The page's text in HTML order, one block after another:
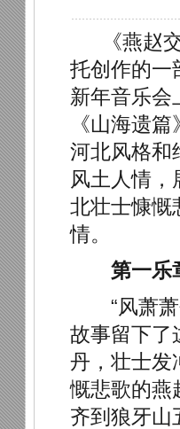
《燕赵交
托创作的一
新年音乐会
《山海遗
河北风格和
风土人情
北壮士慷慨
情。
第一乐
“风萧萧
故事留下了
丹，壮士发
慨悲歌的燕
齐到狼牙山